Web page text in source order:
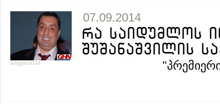
ნახვები:8324
07.09.2014
რა საიდუმლოს
შუშანაშვილის
"